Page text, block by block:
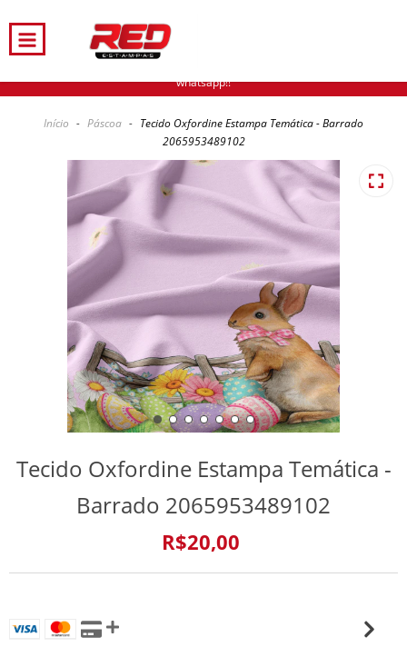
Sejam bem vindos, promoções toda semana na nossa comunidade, no
whatsapp!!
Início - Páscoa - Tecido Oxfordine Estampa Temática - Barrado
2065953489102
Tecido Oxfordine Estampa Temática -
Barrado 2065953489102
R$20,00